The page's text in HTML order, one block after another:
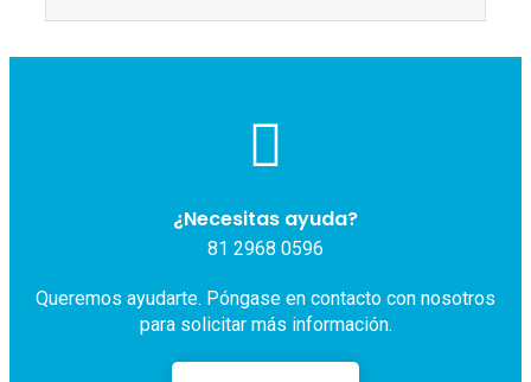
¿Necesitas ayuda?
81 2968 0596
Queremos ayudarte. Póngase en contacto con nosotros
para solicitar más información.